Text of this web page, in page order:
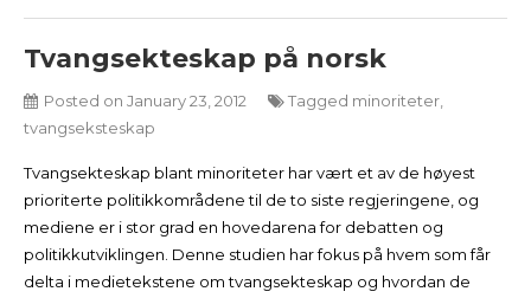
Tvangsekteskap på norsk
Posted on January 23, 2012 Tagged minoriteter
tvangseksteskap
Tvangsekteskap blant minoriteter har vært et av de høyest
prioriterte politikkområdene til de to siste regjeringene, og
mediene er i stor grad en hovedarena for debatten og
politikkutviklingen. Denne studien har fokus på hvem som får
delta i medietekstene om tvangsekteskap og hvordan de